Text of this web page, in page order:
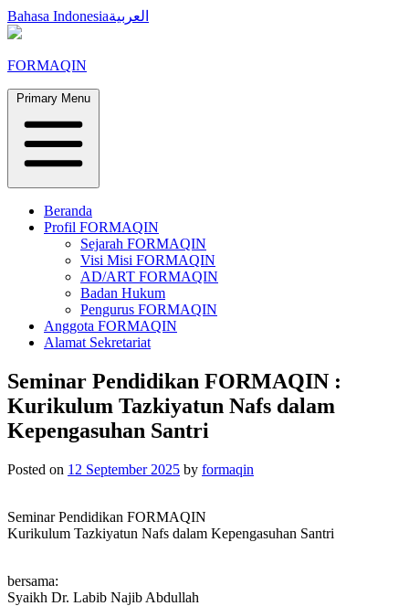
Skip
to
Bahasa Indonesiaالعربية
FORMAQIN
Primary Menu
Beranda
Profil FORMAQIN
Sejarah FORMAQIN
Visi Misi FORMAQIN
AD/ART FORMAQIN
Badan Hukum
Pengurus FORMAQIN
Anggota FORMAQIN
Alamat Sekretariat
Seminar Pendidikan FORMAQIN :
Kurikulum Tazkiyatun Nafs dalam
Kepengasuhan Santri
Posted on 12 September 2025 by formaqin
Seminar Pendidikan FORMAQIN
Kurikulum Tazkiyatun Nafs dalam Kepengasuhan Santri
bersama:
Syaikh Dr. Labib Najib Abdullah